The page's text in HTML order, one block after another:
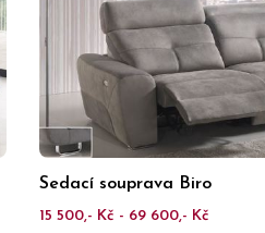
Sedací souprava Biro
15 500,- Kč - 69 600,- Kč